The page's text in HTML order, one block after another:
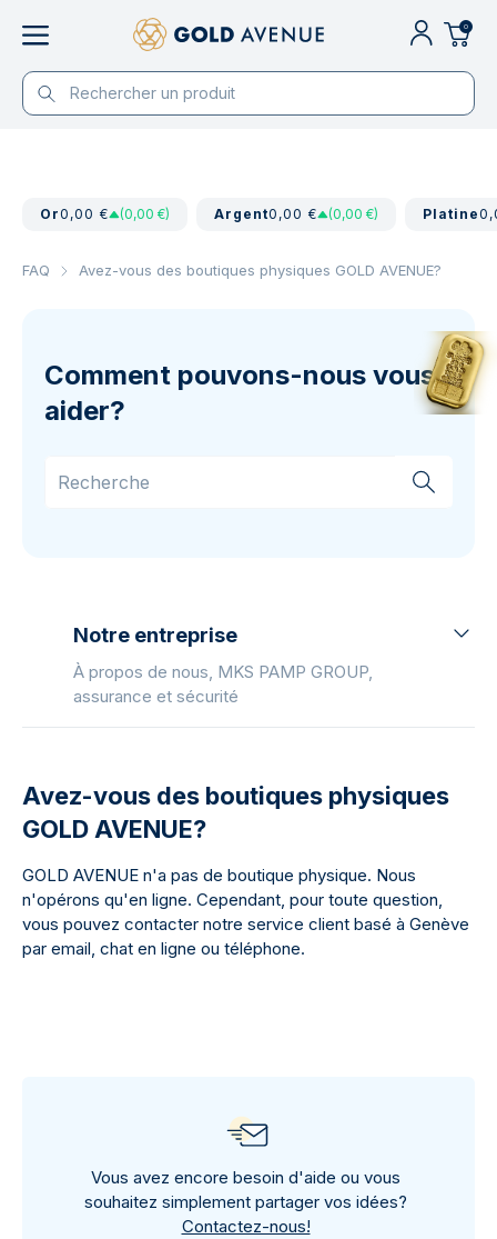
0
Or0,00 € (0,00 €) Argent0,00 € (0,00 €) Platine
FAQ Avez-vous des boutiques physiques GOLD AVENUE?
Comment pouvons-nous vous
aider?
Notre entreprise
À propos de nous, MKS PAMP GROUP,
assurance et sécurité
Avez-vous des boutiques physiques
GOLD AVENUE?
GOLD AVENUE n'a pas de boutique physique. Nous
n'opérons qu'en ligne. Cependant, pour toute question,
vous pouvez contacter notre service client basé à Genève
par email, chat en ligne ou téléphone.
Vous avez encore besoin d'aide ou vous
souhaitez simplement partager vos idées?
Contactez-nous!